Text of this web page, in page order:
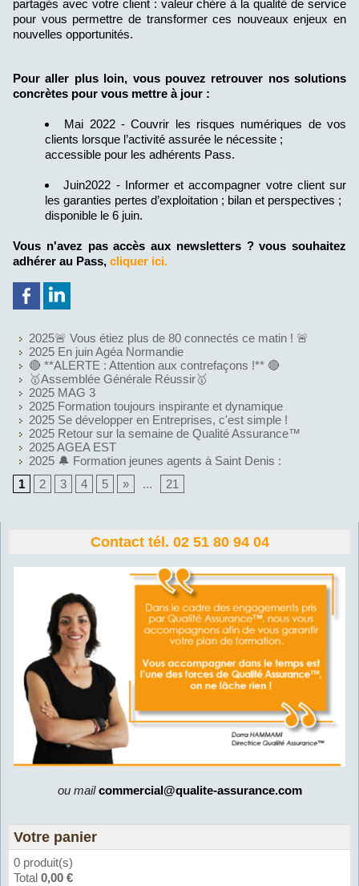
Contact tél. 02 51 80 94 04
ou mailcommercial@qualite-assurance.com
Votre panier
0 produit(s)
Total 0,00 €
partagés avec votre client : valeur chère à la qualité de service
pour vous permettre de transformer ces nouveaux enjeux en
nouvelles opportunités.
Pour aller plus loin, vous pouvez retrouver nos solutions
concrètes pour vous mettre à jour :
Mai 2022 - Couvrir les risques numériques de vos
clients lorsque l’activité assurée le nécessite ;
accessible pour les adhérents Pass.
Juin2022 - Informer et accompagner votre client sur
les garanties pertes d’exploitation ; bilan et perspectives ;
disponible le 6 juin.
Vous n'avez pas accès aux newsletters ? vous souhaitez
adhérer au Pass, cliquer ici.
2025🚨 Vous étiez plus de 80 connectés ce matin ! 🚨
2025 En juin Agéa Normandie
🔴 **ALERTE : Attention aux contrefaçons !** 🔴
🥇Assemblée Générale Réussir🥇
2025 MAG 3
2025 Formation toujours inspirante et dynamique
2025 Se développer en Entreprises, c'est simple !
2025 Retour sur la semaine de Qualité Assurance™
2025 AGEA EST
2025 🔔 Formation jeunes agents à Saint Denis :
1
2 3 4 5 » ... 21